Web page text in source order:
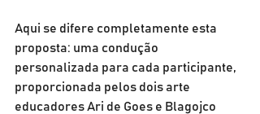
Aqui se difere completamente esta
proposta: uma condução
personalizada para cada participante,
proporcionada pelos dois arte
educadores Ari de Goes e Blagojco